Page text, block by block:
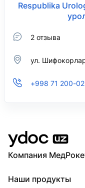
Respublika
2 отзыва
ул.
+998 71 200-
Компания
О YDoc
Наши продукты